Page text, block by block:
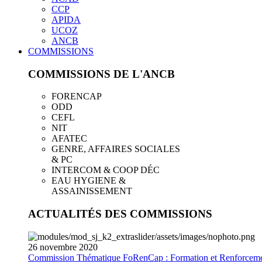
CCP
APIDA
UCOZ
ANCB
COMMISSIONS
COMMISSIONS DE L'ANCB
FORENCAP
ODD
CEFL
NIT
AFATEC
GENRE, AFFAIRES SOCIALES
& PC
INTERCOM & COOP DÉC
EAU HYGIENE &
ASSAINISSEMENT
ACTUALITÉS DES COMMISSIONS
26 novembre 2020
Commission Thématique FoRenCap : Formation et